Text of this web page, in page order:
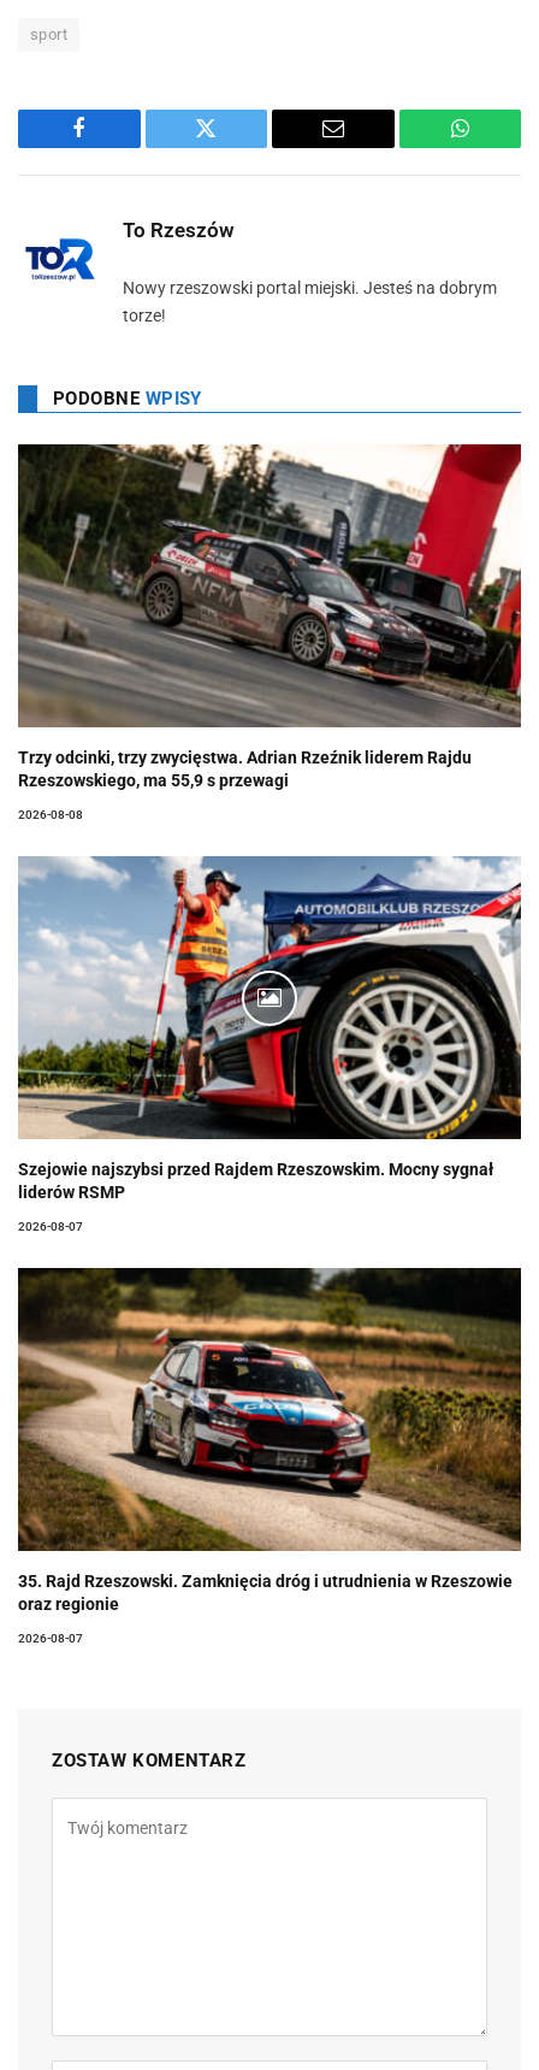
sport
Facebook Twitter Email
To Rzeszów
Nowy rzeszowski portal miejski. Jesteś na dobrym
torze!
PODOBNE WPISY
Trzy odcinki, trzy zwycięstwa. Adrian Rzeźnik liderem Rajdu
Rzeszowskiego, ma 55,9 s przewagi
2026-08-08
Szejowie najszybsi przed Rajdem Rzeszowskim. Mocny sygnał
liderów RSMP
2026-08-07
35. Rajd Rzeszowski. Zamknięcia dróg i utrudnienia w Rzeszowie
oraz regionie
2026-08-07
ZOSTAW KOMENTARZ